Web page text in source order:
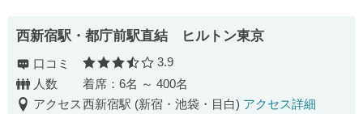
西新宿駅・都庁前駅直結 ヒルトン東京
口コミ 口コミ評価
3.9
人数
着席：6名 ～ 400名
アクセス西新宿駅 (新宿・池袋・目白) アクセス詳細